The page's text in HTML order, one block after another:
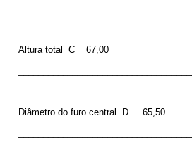
Altura total C
67,00
Diâmetro do furo central D
65,50